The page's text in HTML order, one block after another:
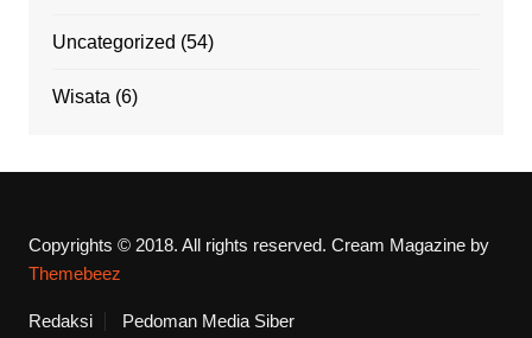
Uncategorized (54)
Wisata (6)
Copyrights © 2018. All rights reserved. Cream Magazine by
Themebeez
Redaksi Pedoman Media Siber